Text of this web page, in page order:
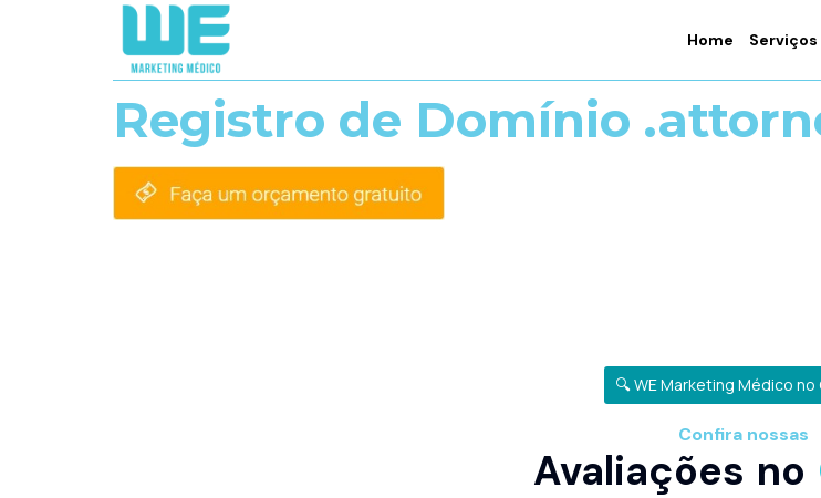
Home Serviços
Registro de Domínio
🔍 WE Marketing Médico no
Confira nossas
Avaliações no